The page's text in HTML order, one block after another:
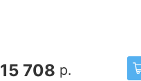
15 708 р.